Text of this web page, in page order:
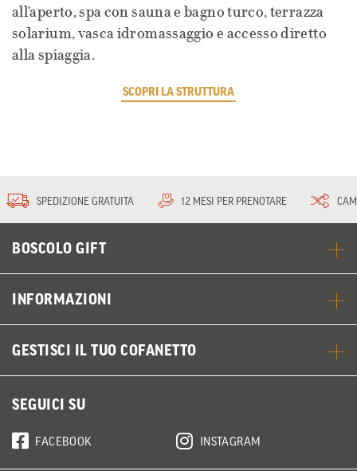
all'aperto, spa con sauna e bagno turco, terrazza
solarium, vasca idromassaggio e accesso diretto
alla spiaggia.
SCOPRI LA STRUTTURA
SPEDIZIONE GRATUITA 12 MESI PER PRENOTARE
BOSCOLO GIFT
INFORMAZIONI
GESTISCI IL TUO COFANETTO
SEGUICI SU
FACEBOOK INSTAGRAM